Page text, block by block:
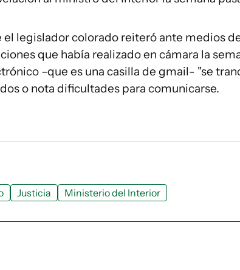
legislador colorado reiteró ante medios
que había realizado en cámara la
–que es una casilla de gmail- "se
o nota dificultades para comunicarse.
Justicia Ministerio del Interior